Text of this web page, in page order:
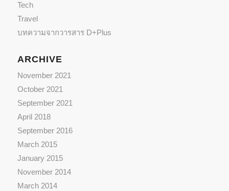
Tech
Travel
บทความจากวารสาร D+Plus
ARCHIVE
November 2021
October 2021
September 2021
April 2018
September 2016
March 2015
January 2015
November 2014
March 2014